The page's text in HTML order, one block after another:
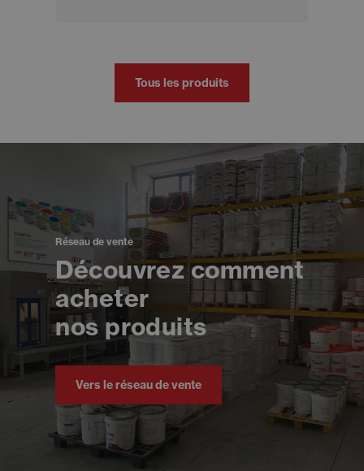
Tous les produits
Réseau de vente
Découvrez comment
acheter
nos produits
Vers le réseau de vente